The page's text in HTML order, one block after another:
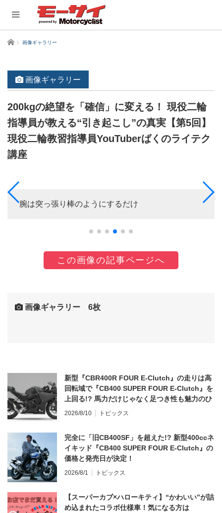
ホーム 画像ギャラリー
画像ギャラリー
200kgの絶望を「確信」に変える！ 現役二輪
指導員が教える“引き起こし”の真実【第5回】
現役二輪教習指導員YouTuberばくのライテク
講座
腕は突っ張り棒のようにするだけ
この画像の記事ページへ
画像ギャラリー 6枚
新型『CBR400R FOUR E-Clutch』の走りは高
回転域で『CB400 SUPER FOUR E-Clutch』を
上回る!? 馬力だけじゃなく足つき性も魅力のひ
とつ！
2026/8/10 トピックス
完全に「旧CB400SF」を超えた!? 新型400ccネ
イキッド『CB400 SUPER FOUR E-Clutch』の
価格と発売日が決定！
2026/8/1 トピックス
【スーパーカブ×ハローキティ】“かわいい”が詰
め込まれたコラボ仕様車！気になる方は